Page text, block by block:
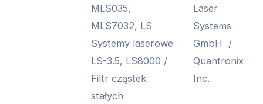
MLS035,
MLS7032, LS
Systemy laserowe
LS-3.5, LS8000 /
Filtr cząstek
stałych
Laser
Systems
GmbH /
Quantronix
Inc.